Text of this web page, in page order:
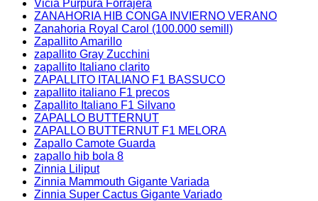
Vicia Purpura Forrajera
ZANAHORIA HIB CONGA INVIERNO VERANO
Zanahoria Royal Carol (100.000 semill)
Zapallito Amarillo
zapallito Gray Zucchini
zapallito Italiano clarito
ZAPALLITO ITALIANO F1 BASSUCO
zapallito italiano F1 precos
Zapallito Italiano F1 Silvano
ZAPALLO BUTTERNUT
ZAPALLO BUTTERNUT F1 MELORA
Zapallo Camote Guarda
zapallo hib bola 8
Zinnia Liliput
Zinnia Mammouth Gigante Variada
Zinnia Super Cactus Gigante Variado